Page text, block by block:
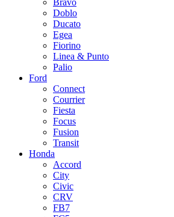
Doblo
Ducato
Egea
Fiorino
Linea & Punto
Palio
Ford
Connect
Courrier
Fiesta
Focus
Fusion
Transit
Honda
Accord
City
Civic
CRV
FB7